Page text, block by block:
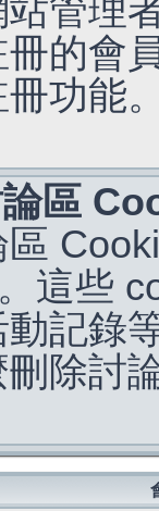
管理
的會
功能
區
區
這些
記錄
刪除討